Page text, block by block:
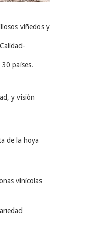
viñedos y
países.
y visión
de la hoya
vinícolas